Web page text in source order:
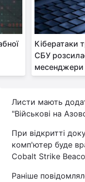
Тема оформлення
Кібератаки
СБУ
месенджери
Листи мають
"Військові на
При відкритті
комп'ютер буде
Cobalt Strike
Раніше